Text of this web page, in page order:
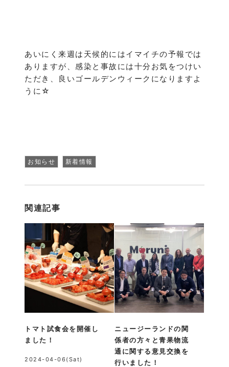
あいにく来週は天候的にはイマイチの予報では
ありますが、感染と事故には十分お気をつけい
ただき、良いゴールデンウィークになりますよ
うに☆
お知らせ 新着情報
関連記事
トマト試食会を開催し
ました！
2024-04-06(Sat)
ニュージーランドの関
係者の方々と青果物流
通に関する意見交換を
行いました！